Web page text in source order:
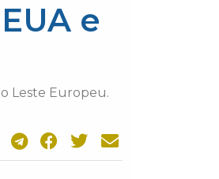
e
Leste Europeu.